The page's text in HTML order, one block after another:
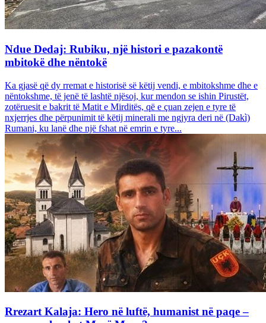
Ndue Dedaj: Rubiku, një histori e pazakontë
mbitokë dhe nëntokë
Ka gjasë që dy rremat e historisë së këtij vendi, e mbitokshme dhe e
nëntokshme, të jenë të lashtë njësoj, kur mendon se ishin Pirustët,
zotëruesit e bakrit të Matit e Mirditës, që e çuan zejen e tyre të
nxjerrjes dhe përpunimit të këtij minerali me ngjyra deri në (Dakì)
Rumani, ku lanë dhe një fshat në emrin e tyre...
Rrezart Kalaja: Hero në luftë, humanist në paqe –